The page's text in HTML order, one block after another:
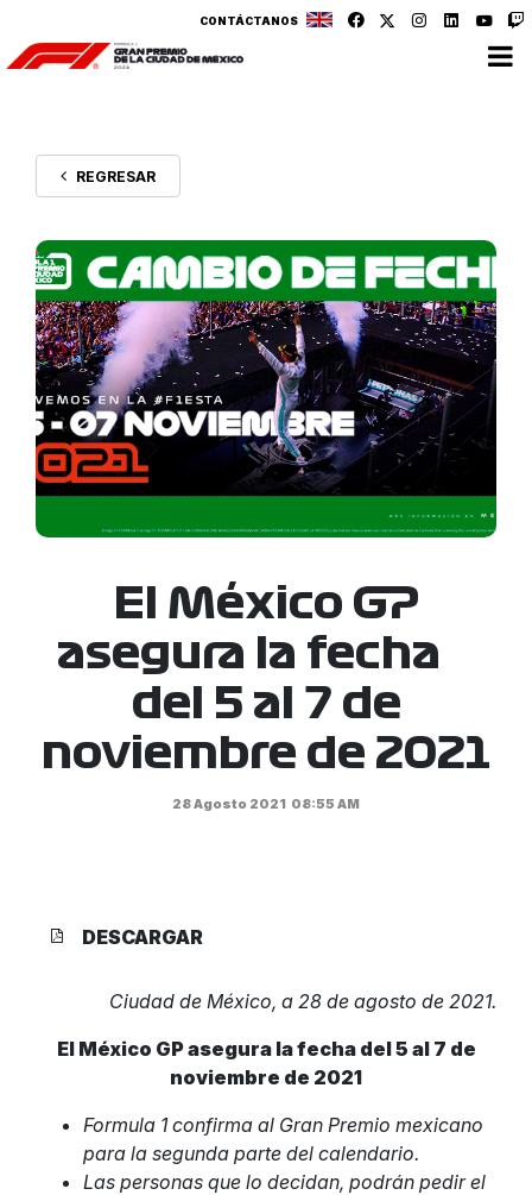
CONTÁCTANOS
REGRESAR
El México GP
asegura la fecha
del 5 al 7 de
noviembre de 2021
28 Agosto 2021 08:55 AM
DESCARGAR
Ciudad de México, a 28 de agosto de 2021.
El México GP asegura la fecha del 5 al 7 de
noviembre de 2021
Formula 1 confirma al Gran Premio mexicano
para la segunda parte del calendario.
Las personas que lo decidan, podrán pedir el